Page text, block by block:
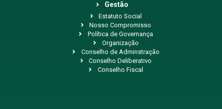
Gestão
Estatuto Social
Nosso Compromisso
Política de Governança
Organização
Conselho de Adminstração
Conselho Deliberativo
Conselho Fiscal